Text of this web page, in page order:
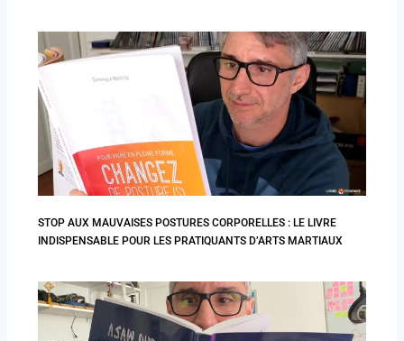
STOP AUX MAUVAISES POSTURES CORPORELLES : LE LIVRE
INDISPENSABLE POUR LES PRATIQUANTS D’ARTS MARTIAUX